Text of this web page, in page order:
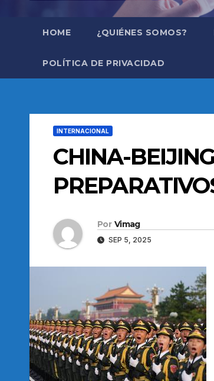
HOME ¿QUIÉNES SOMOS?
POLÍTICA DE PRIVACIDAD
INTERNACIONAL
CHINA-
Por Vimag
SEP 5, 2025